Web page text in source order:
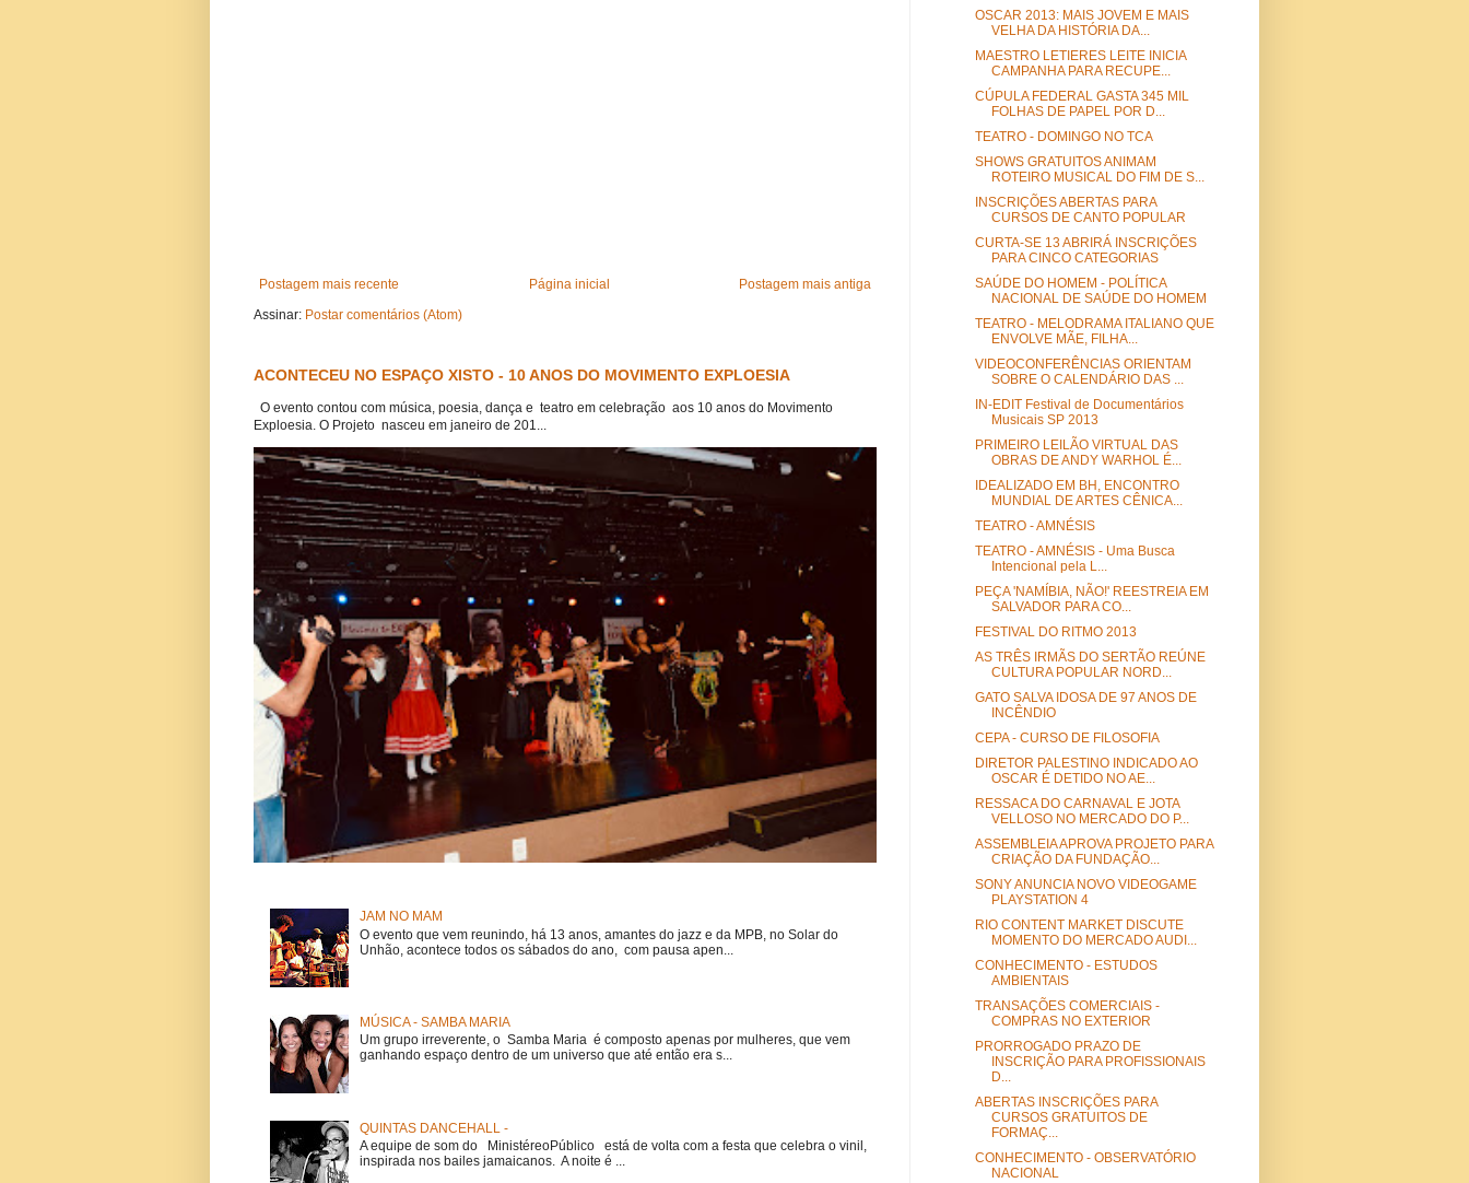
Postagem mais recente Postagem mais antiga
Página inicial
Assinar: Postar comentários (Atom)
ACONTECEU NO ESPAÇO XISTO - 10 ANOS DO MOVIMENTO EXPLOESIA
O evento contou com música, poesia, dança e teatro em celebração aos 10 anos do Movimento
Exploesia. O Projeto nasceu em janeiro de 201...
JAM NO MAM
O evento que vem reunindo, há 13 anos, amantes do jazz e da MPB, no Solar do
Unhão, acontece todos os sábados do ano, com pausa apen...
MÚSICA - SAMBA MARIA
Um grupo irreverente, o Samba Maria é composto apenas por mulheres, que vem
ganhando espaço dentro de um universo que até então era s...
QUINTAS DANCEHALL -
A equipe de som do MinistéreoPúblico está de volta com a festa que celebra o vinil,
inspirada nos bailes jamaicanos. A noite é ...
OSCAR 2013: MAIS JOVEM E MAIS
VELHA DA HISTÓRIA DA...
MAESTRO LETIERES LEITE INICIA
CAMPANHA PARA RECUPE...
CÚPULA FEDERAL GASTA 345 MIL
FOLHAS DE PAPEL POR D...
TEATRO - DOMINGO NO TCA
SHOWS GRATUITOS ANIMAM
ROTEIRO MUSICAL DO FIM DE S...
INSCRIÇÕES ABERTAS PARA
CURSOS DE CANTO POPULAR
CURTA-SE 13 ABRIRÁ INSCRIÇÕES
PARA CINCO CATEGORIAS
SAÚDE DO HOMEM - POLÍTICA
NACIONAL DE SAÚDE DO HOMEM
TEATRO - MELODRAMA ITALIANO QUE
ENVOLVE MÃE, FILHA...
VIDEOCONFERÊNCIAS ORIENTAM
SOBRE O CALENDÁRIO DAS ...
IN-EDIT Festival de Documentários
Musicais SP 2013
PRIMEIRO LEILÃO VIRTUAL DAS
OBRAS DE ANDY WARHOL É...
IDEALIZADO EM BH, ENCONTRO
MUNDIAL DE ARTES CÊNICA...
TEATRO - AMNÉSIS
TEATRO - AMNÉSIS - Uma Busca
Intencional pela L...
PEÇA 'NAMÍBIA, NÃO!' REESTREIA EM
SALVADOR PARA CO...
FESTIVAL DO RITMO 2013
AS TRÊS IRMÃS DO SERTÃO REÚNE
CULTURA POPULAR NORD...
GATO SALVA IDOSA DE 97 ANOS DE
INCÊNDIO
CEPA - CURSO DE FILOSOFIA
DIRETOR PALESTINO INDICADO AO
OSCAR É DETIDO NO AE...
RESSACA DO CARNAVAL E JOTA
VELLOSO NO MERCADO DO P...
ASSEMBLEIA APROVA PROJETO PARA
CRIAÇÃO DA FUNDAÇÃO...
SONY ANUNCIA NOVO VIDEOGAME
PLAYSTATION 4
RIO CONTENT MARKET DISCUTE
MOMENTO DO MERCADO AUDI...
CONHECIMENTO - ESTUDOS
AMBIENTAIS
TRANSAÇÕES COMERCIAIS -
COMPRAS NO EXTERIOR
PRORROGADO PRAZO DE
INSCRIÇÃO PARA PROFISSIONAIS
D...
ABERTAS INSCRIÇÕES PARA
CURSOS GRATUITOS DE
FORMAÇ...
CONHECIMENTO - OBSERVATÓRIO
NACIONAL